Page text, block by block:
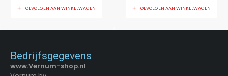
TOEVOEGEN AAN WINKELWAGEN TOEVOEGEN AAN WINKELWAGEN
Bedrijfsgegevens
www.Vernum-shop.nl